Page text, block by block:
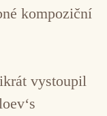
kompoziční
vystoupil